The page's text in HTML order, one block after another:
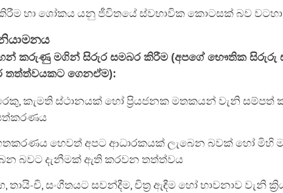
හා ශෝකය යනු ජීවිතයේ ස්වභාවික කොටසක් බව වටහා
කරුණු මගින් සිරුර සමබර කිරීම (අපගේ භෞතික සිරුරු
තත්ත්වයකට ගෙනඒම):
කැමති ස්ථානයක් හෝ ප්‍රියජනක මතකයන් වැනි සම්පත්
හෙවත් අපට ආධාරකයක් ලැබෙන බවක් හෝ මිහි
බවට දැනීමක් ඇති කරවන තත්ත්වය
තායි-චි, සංගීතයට සවන්දීම, චිත්‍ර ඇඳීම හෝ භාවනාව වැනි